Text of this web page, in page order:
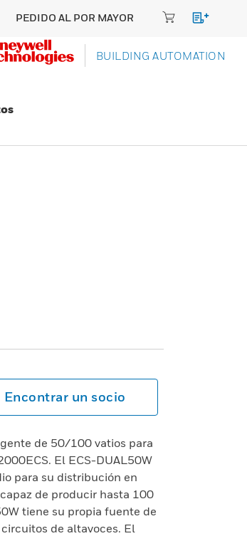
PEDIDO AL POR MAYOR
BUILDING AUTOMATION
Encontrar un socio
de 50/100 vatios para
El ECS-DUAL50W
para su distribución en
de producir hasta 100
tiene su propia fuente de
de altavoces. El